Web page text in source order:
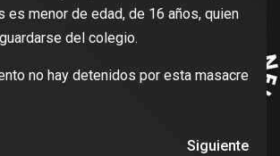
es menor de edad, de 16 años, quien
del colegio.
no hay detenidos por esta masacre
Siguiente